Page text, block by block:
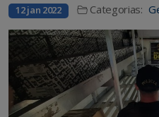
12 jan 2022 Categorias: